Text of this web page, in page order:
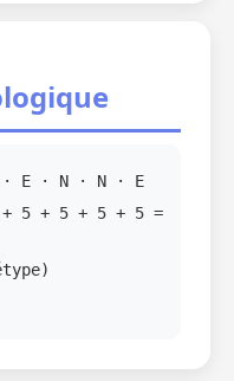
E · N · N · E
5 + 5 + 5 + 5 =